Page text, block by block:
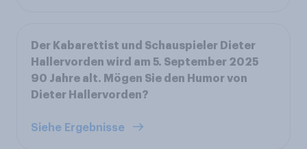
Der Kabarettist und Schauspieler Dieter
Hallervorden wird am 5. September 2025
90 Jahre alt. Mögen Sie den Humor von
Dieter Hallervorden?
Siehe Ergebnisse